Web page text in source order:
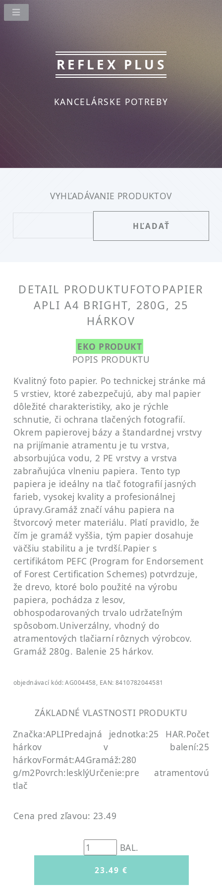
REFLEX PLUS
KANCELÁRSKE POTREBY
VYHĽADÁVANIE PRODUKTOV
DETAIL PRODUKTU FOTOPAPIER
APLI A4 BRIGHT, 280G, 25
HÁRKOV
EKO PRODUKT
POPIS PRODUKTU
Kvalitný foto papier. Po technickej stránke má
5 vrstiev, ktoré zabezpečujú, aby mal papier
dôležité charakteristiky, ako je rýchle
schnutie, či ochrana tlačených fotografií.
Okrem papierovej bázy a štandardnej vrstvy
na prijímanie atramentu je tu vrstva,
absorbujúca vodu, 2 PE vrstvy a vrstva
zabraňujúca vlneniu papiera. Tento typ
papiera je ideálny na tlač fotografií jasných
farieb, vysokej kvality a profesionálnej
úpravy.Gramáž značí váhu papiera na
štvorcový meter materiálu. Platí pravidlo, že
čím je gramáž vyššia, tým papier dosahuje
väčšiu stabilitu a je tvrdší.Papier s
certifikátom PEFC (Program for Endorsement
of Forest Certification Schemes) potvrdzuje,
že drevo, ktoré bolo použité na výrobu
papiera, pochádza z lesov,
obhospodarovaných trvalo udržateľným
spôsobom.Univerzálny, vhodný do
atramentových tlačiarní rôznych výrobcov.
Gramáž 280g. Balenie 25 hárkov.
objednávací kód: AG004458, EAN: 8410782044581
ZÁKLADNÉ VLASTNOSTI PRODUKTU
Značka:APLIPredajná jednotka:25 HAR.Počet
hárkov v balení:25
hárkovFormát:A4Gramáž:280
g/m2Povrch:lesklýUrčenie:pre atramentovú
tlač
Cena pred zľavou: 23.49
BAL.